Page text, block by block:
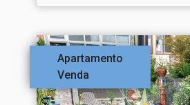
Apartamento
Venda